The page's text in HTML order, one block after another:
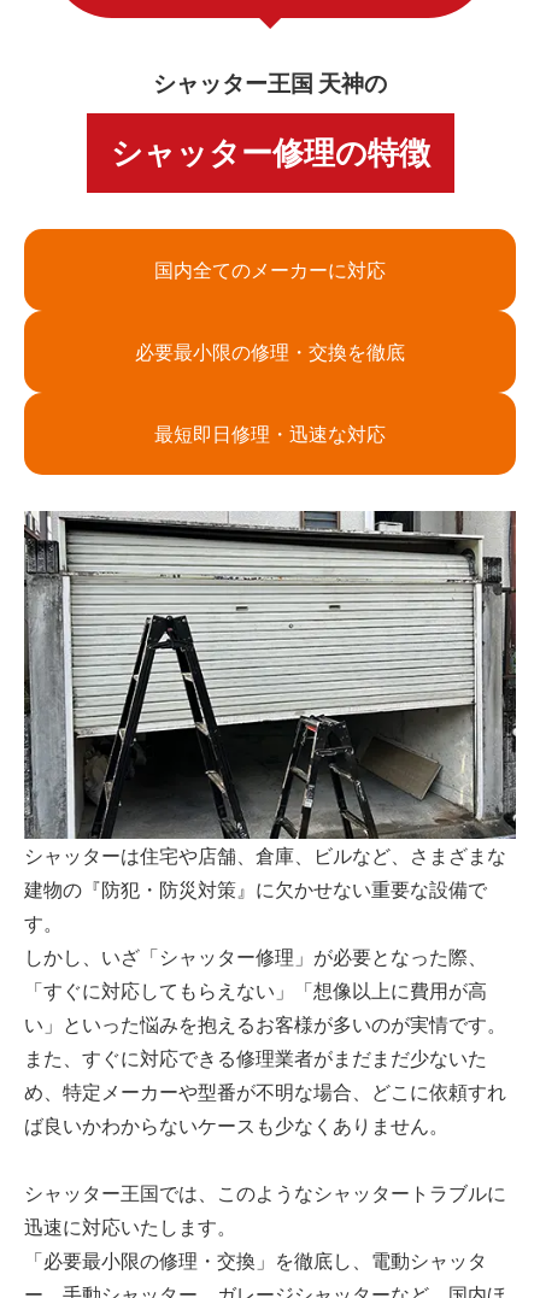
シャッター王国 天神の
シャッター修理の特徴
国内全てのメーカーに対応
必要最小限の修理・交換を徹底
最短即日修理・迅速な対応
シャッターは住宅や店舗、倉庫、ビルなど、さまざまな
建物の『防犯・防災対策』に欠かせない重要な設備で
す。
しかし、いざ「シャッター修理」が必要となった際、
「すぐに対応してもらえない」「想像以上に費用が高
い」といった悩みを抱えるお客様が多いのが実情です。
また、すぐに対応できる修理業者がまだまだ少ないた
め、特定メーカーや型番が不明な場合、どこに依頼すれ
ば良いかわからないケースも少なくありません。
シャッター王国では、このようなシャッタートラブルに
迅速に対応いたします。
「必要最小限の修理・交換」を徹底し、電動シャッタ